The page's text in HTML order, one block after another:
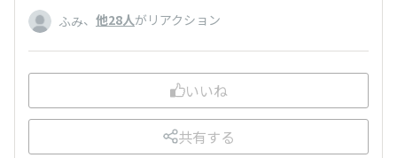
ふみ、 他28人がリアクション
いいね
共有する